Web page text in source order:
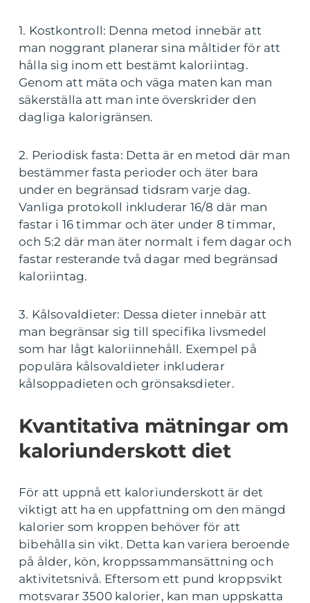
1. Kostkontroll: Denna metod innebär att
man noggrant planerar sina måltider för att
hålla sig inom ett bestämt kaloriintag.
Genom att mäta och väga maten kan man
säkerställa att man inte överskrider den
dagliga kalorigränsen.
2. Periodisk fasta: Detta är en metod där man
bestämmer fasta perioder och äter bara
under en begränsad tidsram varje dag.
Vanliga protokoll inkluderar 16/8 där man
fastar i 16 timmar och äter under 8 timmar,
och 5:2 där man äter normalt i fem dagar och
fastar resterande två dagar med begränsad
kaloriintag.
3. Kålsovaldieter: Dessa dieter innebär att
man begränsar sig till specifika livsmedel
som har lågt kaloriinnehåll. Exempel på
populära kålsovaldieter inkluderar
kålsoppadieten och grönsaksdieter.
Kvantitativa mätningar om
kaloriunderskott diet
För att uppnå ett kaloriunderskott är det
viktigt att ha en uppfattning om den mängd
kalorier som kroppen behöver för att
bibehålla sin vikt. Detta kan variera beroende
på ålder, kön, kroppssammansättning och
aktivitetsnivå. Eftersom ett pund kroppsvikt
motsvarar 3500 kalorier, kan man uppskatta